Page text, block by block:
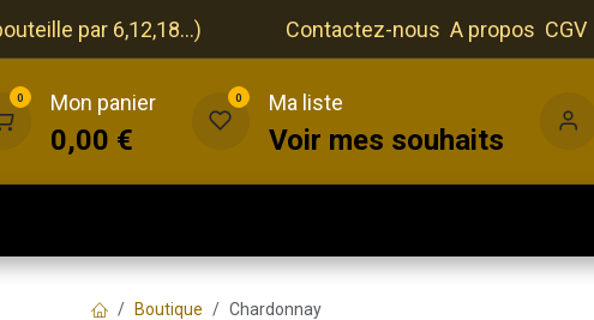
par 6,12,18...) Contactez-nous A propos CGV
0 Mon panier
0,00 €
0 Ma liste
Voir mes souhaits
Boutique Chardonnay